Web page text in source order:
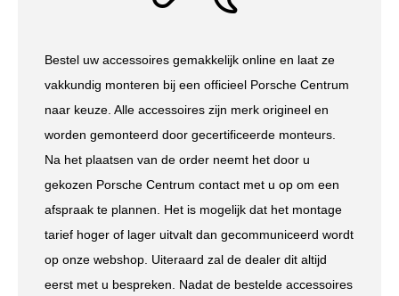
Bestel uw accessoires gemakkelijk online en laat ze
vakkundig monteren bij een officieel Porsche Centrum
naar keuze. Alle accessoires zijn merk origineel en
worden gemonteerd door gecertificeerde monteurs.
Na het plaatsen van de order neemt het door u
gekozen Porsche Centrum contact met u op om een
afspraak te plannen. Het is mogelijk dat het montage
tarief hoger of lager uitvalt dan gecommuniceerd wordt
op onze webshop. Uiteraard zal de dealer dit altijd
eerst met u bespreken. Nadat de bestelde accessoires